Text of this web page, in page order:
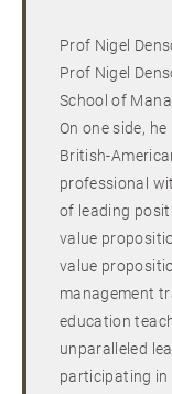
Prof Nigel
Prof Nigel
School of
On one side,
British-
professional
of leading
value
value
management
education
unparalleled
participating in